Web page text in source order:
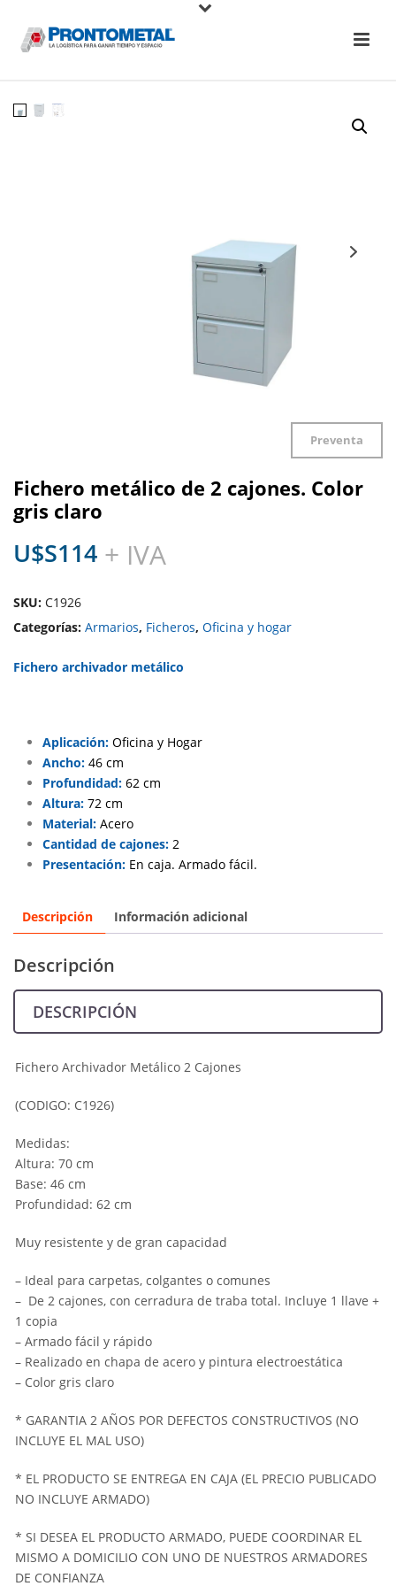
Preventa
Fichero metálico de 2 cajones. Color
gris claro
U$S114 + IVA
SKU: C1926
Categorías: Armarios, Ficheros, Oficina y hogar
Fichero archivador metálico
Aplicación:Oficina y Hogar
Ancho:46 cm
Profundidad:62 cm
Altura:72 cm
Material:Acero
Cantidad de cajones:2
Presentación:En caja. Armado fácil.
Descripción Información adicional
Descripción
DESCRIPCIÓN
Fichero Archivador Metálico 2 Cajones
(CODIGO: C1926)
Medidas:
Altura: 70 cm
Base: 46 cm
Profundidad: 62 cm
Muy resistente y de gran capacidad
– Ideal para carpetas, colgantes o comunes
– De 2 cajones, con cerradura de traba total. Incluye 1 llave +
1 copia
– Armado fácil y rápido
– Realizado en chapa de acero y pintura electroestática
– Color gris claro
* GARANTIA 2 AÑOS POR DEFECTOS CONSTRUCTIVOS (NO
INCLUYE EL MAL USO)
* EL PRODUCTO SE ENTREGA EN CAJA (EL PRECIO PUBLICADO
NO INCLUYE ARMADO)
* SI DESEA EL PRODUCTO ARMADO, PUEDE COORDINAR EL
MISMO A DOMICILIO CON UNO DE NUESTROS ARMADORES
DE CONFIANZA